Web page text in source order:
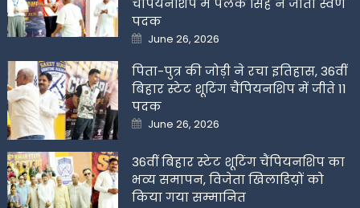
पदक
Posted
on
June 26, 2026
पिता-पुत्र की जोड़ी ने रचा इतिहास, 36वीं
बिहार स्टेट शूटिंग चैंपियनशिप में जीते 11
पदक
Posted
on
June 26, 2026
36वीं बिहार स्टेट शूटिंग चैंपियनशिप का
भव्य समापन, विजेता खिलाडिय़ों को
किया गया सम्मानित